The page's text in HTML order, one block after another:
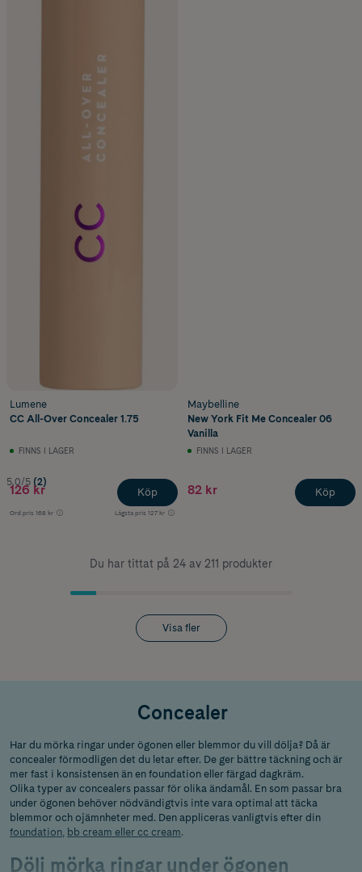
Lumene
CC All-Over Concealer 1.75
FINNS I LAGER
5.0/5 (2)
126 kr
Ord.pris 168 kr Lägsta pris 127 kr
Köp
Maybelline
New York Fit Me Concealer 06
Vanilla
FINNS I LAGER
82 kr Köp
Du har tittat på 24 av 211 produkter
Visa fler
Concealer
Har du mörka ringar under ögonen eller blemmor du vill dölja? Då är
concealer förmodligen det du letar efter. De ger bättre täckning och är
mer fast i konsistensen än en foundation eller färgad dagkräm.
Olika typer av concealers passar för olika ändamål. En som passar bra
under ögonen behöver nödvändigtvis inte vara optimal att täcka
blemmor och ojämnheter med. Den appliceras vanligtvis efter din
foundation bb cream eller cc cream.
Dölj mörka ringar under ögonen